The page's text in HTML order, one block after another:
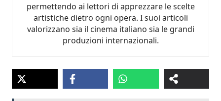
permettendo ai lettori di apprezzare le scelte
artistiche dietro ogni opera. I suoi articoli
valorizzano sia il cinema italiano sia le grandi
produzioni internazionali.